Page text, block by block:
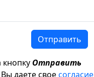
Отправить
Отправить
Вы даете своесогласие